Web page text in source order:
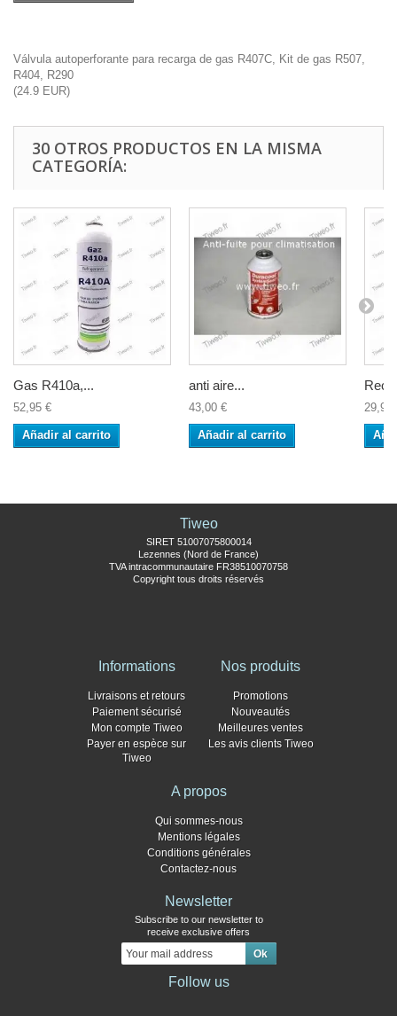
Válvula autoperforante para recarga de gas R407C, Kit de gas R507,
R404, R290
(24.9 EUR)
30 OTROS PRODUCTOS EN LA MISMA
CATEGORÍA:
Gas R410a,...
52,95 €
Añadir al carrito
anti aire...
43,00 €
Añadir al carrito
29,90
Tiweo
SIRET 51007075800014
Lezennes (Nord de France)
TVA intracommunautaire FR38510070758
Copyright tous droits réservés
Informations
Livraisons et retours
Paiement sécurisé
Mon compte Tiweo
Payer en espèce sur
Tiweo
Nos produits
Promotions
Nouveautés
Meilleures ventes
Les avis clients Tiweo
A propos
Qui sommes-nous
Mentions légales
Conditions générales
Contactez-nous
Newsletter
Subscribe to our newsletter to
receive exclusive offers
Follow us